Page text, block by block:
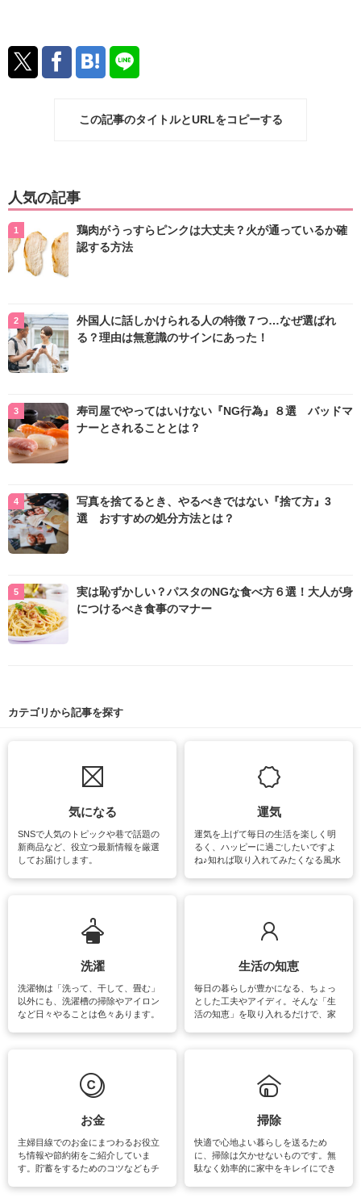
この記事のタイトルとURLをコピーする
人気の記事
鶏肉がうっすらピンクは大丈夫？火が通っているか確
認する方法
外国人に話しかけられる人の特徴７つ…なぜ選ばれ
る？理由は無意識のサインにあった！
寿司屋でやってはいけない『NG行為』８選 バッドマ
ナーとされることとは？
写真を捨てるとき、やるべきではない『捨て方』3
選 おすすめの処分方法とは？
実は恥ずかしい？パスタのNGな食べ方６選！大人が身
につけるべき食事のマナー
カテゴリから記事を探す
気になる
SNSで人気のトピックや巷で話題の
新商品など、役立つ最新情報を厳選
してお届けします。
運気
運気を上げて毎日の生活を楽しく明
るく、ハッピーに過ごしたいですよ
ね♪知れば取り入れてみたくなる風水
洗濯
洗濯物は「洗って、干して、畳む」
以外にも、洗濯槽の掃除やアイロン
など日々やることは色々あります。
マットなどの大きな洗濯物も、正し
い洗い方をすれば自宅で洗うことが
報やお悩み解消のための情報をご紹
生活の知恵
毎日の暮らしが豊かになる、ちょっ
とした工夫やアイディ。そんな「生
活の知恵」を取り入れるだけで、家
お金
主婦目線でのお金にまつわるお役立
ち情報や節約術をご紹介していま
す。貯蓄をするためのコツなどもチ
掃除
快適で心地よい暮らしを送るため
に、掃除は欠かせないものです。無
駄なく効率的に家中をキレイにでき